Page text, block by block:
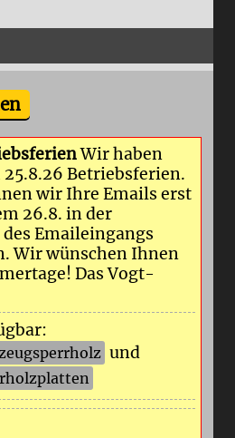
Wir haben
Betriebsferien.
wir Ihre Emails erst
26.8. in der
Emaileingangs
Wir wünschen Ihnen
Das Vogt-
und